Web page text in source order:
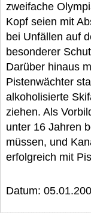
zweifache
Kopf seien mit
bei Unfällen auf
besonderer
Darüber hinaus
Pistenwächter
alkoholisierte
ziehen. Als
unter 16 Jahren
müssen, und
erfolgreich mit
Datum: